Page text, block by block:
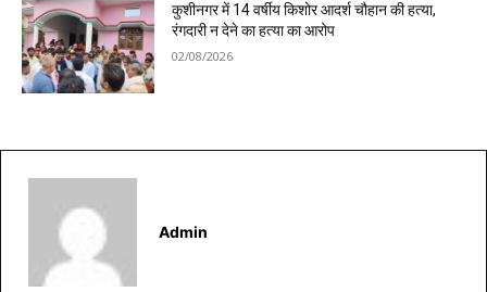
कुशीनगर में 14 वर्षीय किशोर आदर्श चौहान की हत्या,
रंगदारी न देने का हत्या का आरोप
02/08/2026
Admin